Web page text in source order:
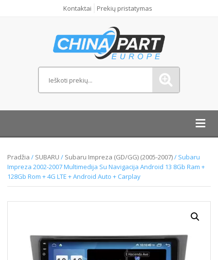
Kontaktai Prekių pristatymas
Pradžia / SUBARU / Subaru Impreza (GD/GG) (2005-2007)/ Subaru
Impreza 2002-2007 Multimedija Su Navigacija Android 13 8Gb Ram +
128Gb Rom + 4G LTE + Android Auto + Carplay